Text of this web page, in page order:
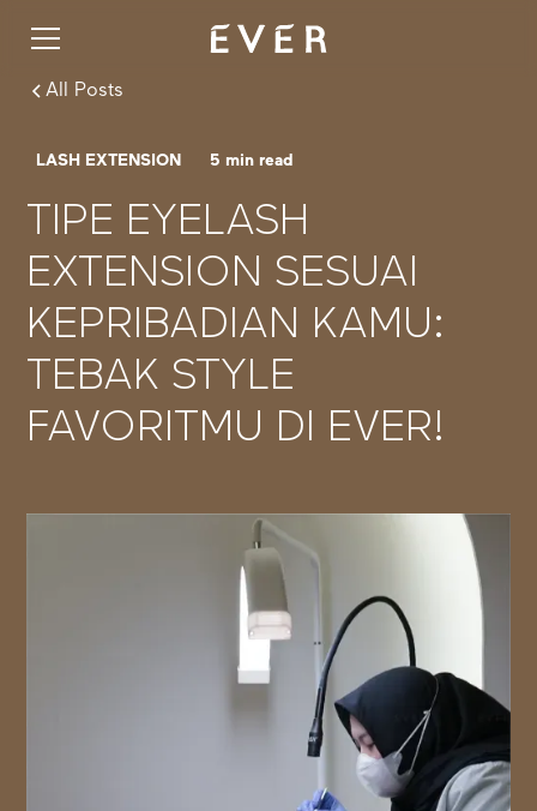
All Posts
LASH EXTENSION 5 min read
TIPE EYELASH
EXTENSION SESUAI
KEPRIBADIAN KAMU:
TEBAK STYLE
FAVORITMU DI EVER!